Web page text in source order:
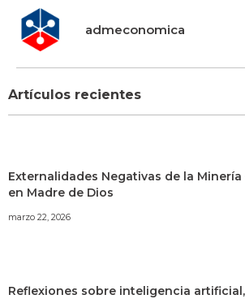
admeconomica
Artículos recientes
Externalidades Negativas de la
en Madre de Dios
marzo 22, 2026
Reflexiones sobre inteligencia